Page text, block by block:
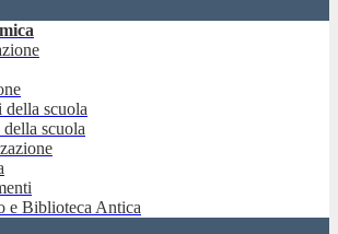
della scuola
scuola
e Biblioteca Antica